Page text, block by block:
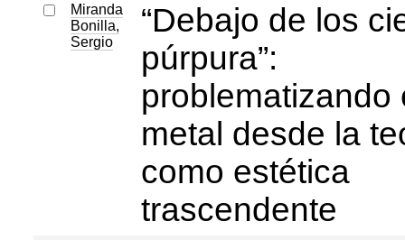
Miranda
Bonilla,
Sergio
“Debajo de los
púrpura”:
problematizando
metal desde la
como estética
trascendente